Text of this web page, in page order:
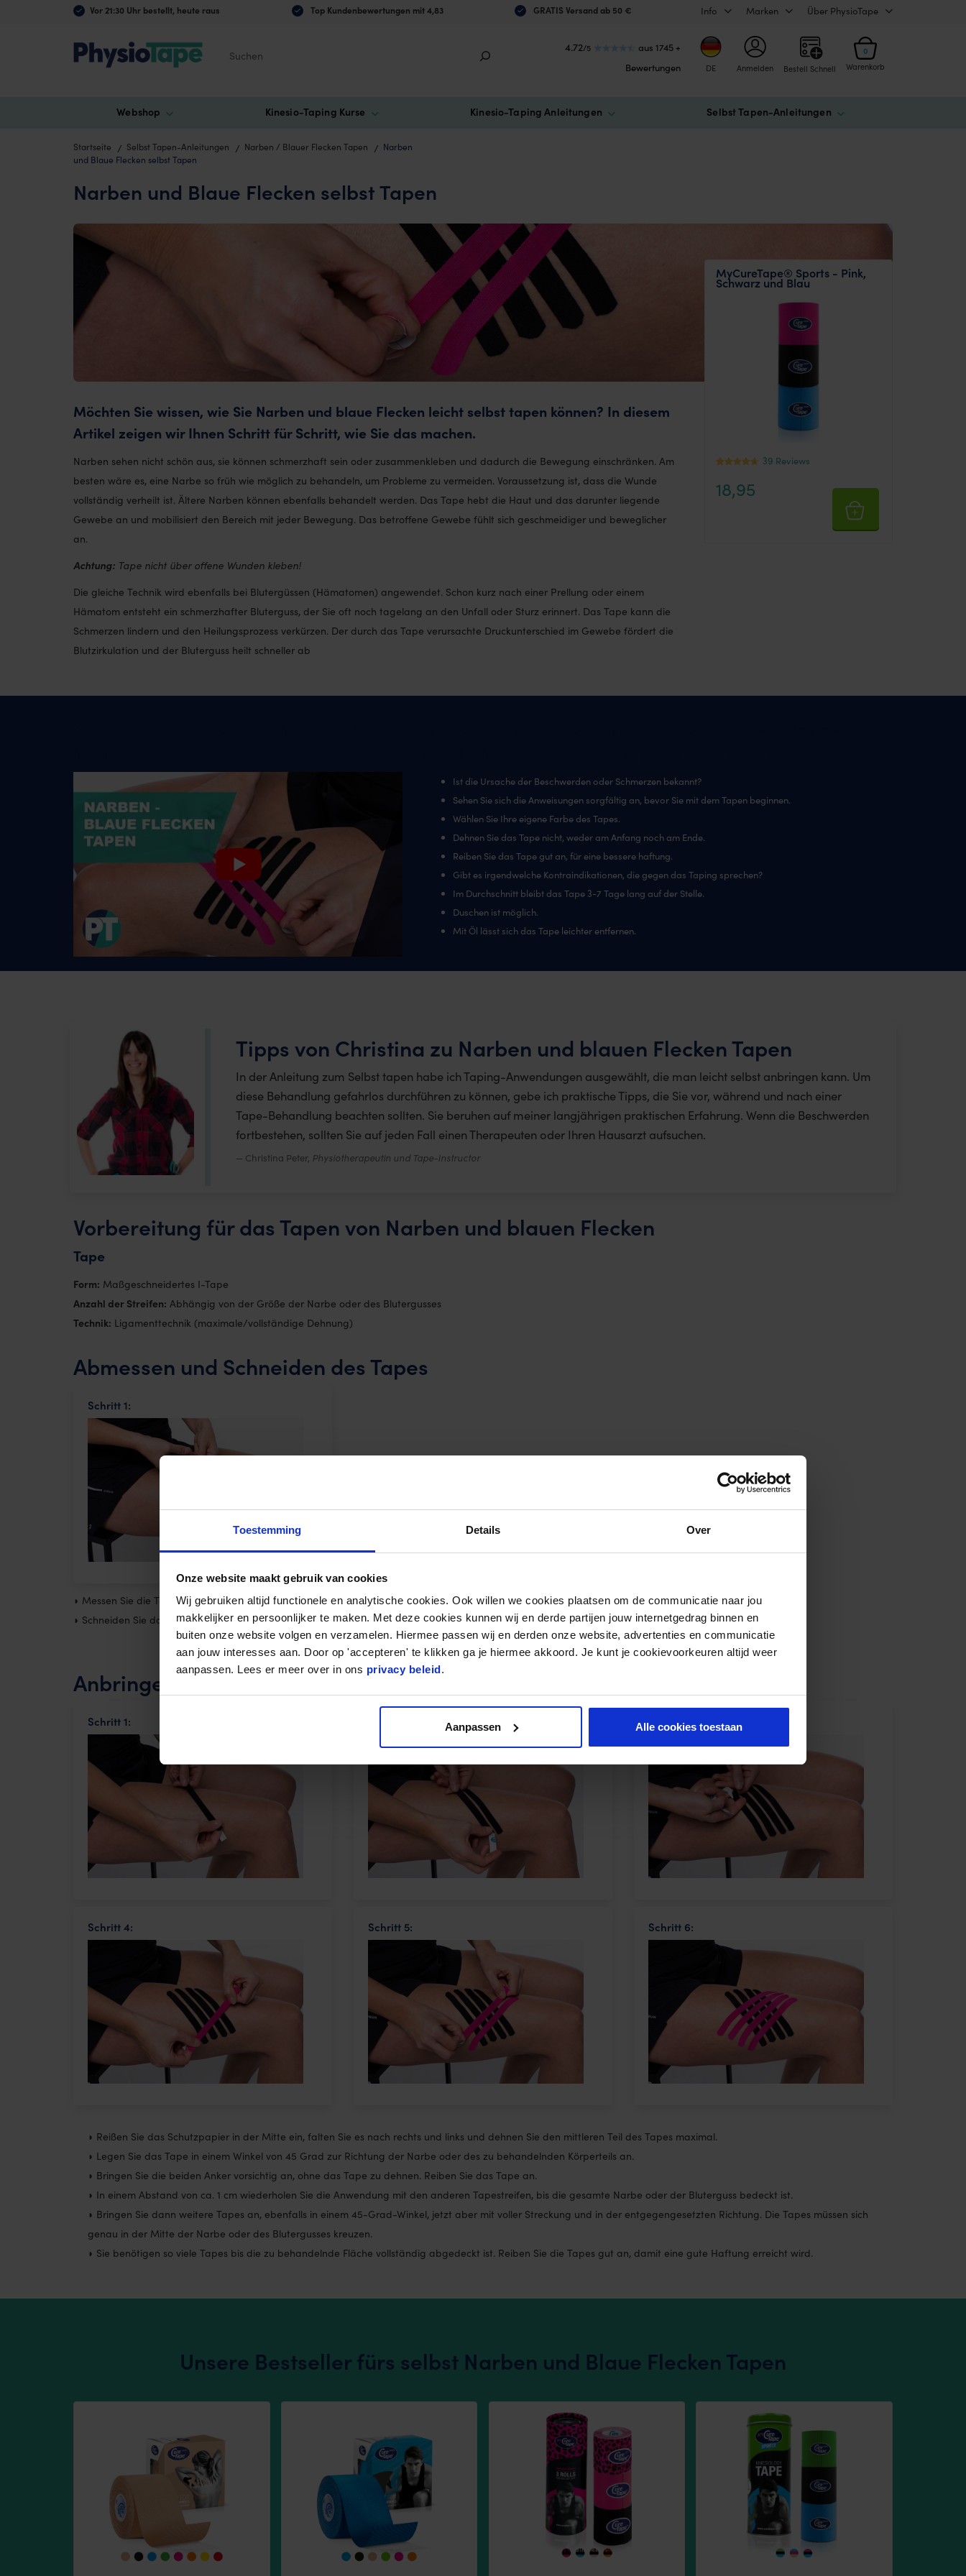
Toestemming Details Over
Onze website maakt gebruik van cookies
Wij gebruiken altijd functionele en analytische cookies. Ook willen we cookies plaatsen om de communicatie naar jou
makkelijker en persoonlijker te maken. Met deze cookies kunnen wij en derde partijen jouw internetgedrag binnen en
buiten onze website volgen en verzamelen. Hiermee passen wij en derden onze website, advertenties en communicatie
aan jouw interesses aan. Door op 'accepteren' te klikken ga je hiermee akkoord. Je kunt je cookievoorkeuren altijd weer
aanpassen. Lees er meer over in ons privacy beleid.
Aanpassen Alle cookies toestaan
Vor 21:30 Uhr bestellt, heute raus Top Kundenbewertungen mit 4,83 GRATIS Versand ab 50 € Info Marken Über PhysioTape
4.72/5
aus 1745 +
Bewertungen
DE Anmelden Bestell Schnell
0
Warenkorb
Webshop Kinesio-Taping Kurse Kinesio-Taping Anleitungen Selbst Tapen-Anleitungen
Startseite Selbst Tapen-Anleitungen Narben / Blauer Flecken Tapen
Narben
und Blaue Flecken selbst Tapen
Narben und Blaue Flecken selbst Tapen
Möchten Sie wissen, wie Sie Narben und blaue Flecken leicht selbst tapen können? In diesem
Artikel zeigen wir Ihnen Schritt für Schritt, wie Sie das machen.
Narben sehen nicht schön aus, sie können schmerzhaft sein oder zusammenkleben und dadurch die Bewegung einschränken. Am
besten wäre es, eine Narbe so früh wie möglich zu behandeln, um Probleme zu vermeiden. Voraussetzung ist, dass die Wunde
vollständig verheilt ist. Ältere Narben können ebenfalls behandelt werden. Das Tape hebt die Haut und das darunter liegende
Gewebe an und mobilisiert den Bereich mit jeder Bewegung. Das betroffene Gewebe fühlt sich geschmeidiger und beweglicher
an.
Achtung: Tape nicht über offene Wunden kleben!
Die gleiche Technik wird ebenfalls bei Blutergüssen (Hämatomen) angewendet. Schon kurz nach einer Prellung oder einem
Hämatom entsteht ein schmerzhafter Bluterguss, der Sie oft noch tagelang an den Unfall oder Sturz erinnert. Das Tape kann die
Schmerzen lindern und den Heilungsprozess verkürzen. Der durch das Tape verursachte Druckunterschied im Gewebe fördert die
Blutzirkulation und der Bluterguss heilt schneller ab
MyCureTape® Sports - Pink,
Schwarz und Blau
4.3333333
333333
39 Reviews
18,95
Ist die Ursache der Beschwerden oder Schmerzen bekannt?
Sehen Sie sich die Anweisungen sorgfältig an, bevor Sie mit dem Tapen beginnen.
Wählen Sie Ihre eigene Farbe des Tapes.
Dehnen Sie das Tape nicht, weder am Anfang noch am Ende.
Reiben Sie das Tape gut an, für eine bessere haftung.
Gibt es irgendwelche Kontraindikationen, die gegen das Taping sprechen?
Im Durchschnitt bleibt das Tape 3-7 Tage lang auf der Stelle.
Duschen ist möglich.
Mit Öl lässt sich das Tape leichter entfernen.
Tipps von Christina zu Narben und blauen Flecken Tapen
In der Anleitung zum Selbst tapen habe ich Taping-Anwendungen ausgewählt, die man leicht selbst anbringen kann. Um
diese Behandlung gefahrlos durchführen zu können, gebe ich praktische Tipps, die Sie vor, während und nach einer
Tape-Behandlung beachten sollten. Sie beruhen auf meiner langjährigen praktischen Erfahrung. Wenn die Beschwerden
fortbestehen, sollten Sie auf jeden Fall einen Therapeuten oder Ihren Hausarzt aufsuchen.
Christina Peter, Physiotherapeutin und Tape-Instructor
Vorbereitung für das Tapen von Narben und blauen Flecken
Tape
Form: Maßgeschneidertes I-Tape
Anzahl der Streifen: Abhängig von der Größe der Narbe oder des Blutergusses
Technik: Ligamenttechnik (maximale/vollständige Dehnung)
Abmessen und Schneiden des Tapes
Schritt 1:
◗ Messen Sie die Tapes entsprechend der Länge der Narbe oder der Größe des Blutergusses aus.
◗ Schneiden Sie das 5 cm breite Tape dreimal in der Länge durch, so dass Sie vier gleiche, schmale Streifen erhalten.
Anbringen des Tapes auf Narben oder Blaue Flecken
Schritt 1: Schritt 3:
Schritt 4: Schritt 5: Schritt 6:
◗ Reißen Sie das Schutzpapier in der Mitte ein, falten Sie es nach rechts und links und dehnen Sie den mittleren Teil des Tapes maximal.
◗ Legen Sie das Tape in einem Winkel von 45 Grad zur Richtung der Narbe oder des zu behandelnden Körperteils an.
◗ Bringen Sie die beiden Anker vorsichtig an, ohne das Tape zu dehnen. Reiben Sie das Tape an.
◗ In einem Abstand von ca. 1 cm wiederholen Sie die Anwendung mit den anderen Tapestreifen, bis die gesamte Narbe oder der Bluterguss bedeckt ist.
◗ Bringen Sie dann weitere Tapes an, ebenfalls in einem 45-Grad-Winkel, jetzt aber mit voller Streckung und in der entgegengesetzten Richtung. Die Tapes müssen sich
genau in der Mitte der Narbe oder des Blutergusses kreuzen.
◗ Sie benötigen so viele Tapes bis die zu behandelnde Fläche vollständig abgedeckt ist. Reiben Sie die Tapes gut an, damit eine gute Haftung erreicht wird.
Unsere Bestseller fürs selbst Narben und Blaue Flecken Tapen